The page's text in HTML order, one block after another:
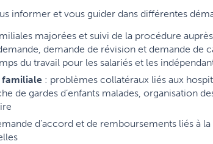
informer et vous guider dans différentes
majorées et suivi de la procédure
demande de révision et demande de
du travail pour les salariés et les
familiale : problèmes collatéraux liés aux
de gardes d’enfants malades, organisation
d’accord et de remboursements liés à